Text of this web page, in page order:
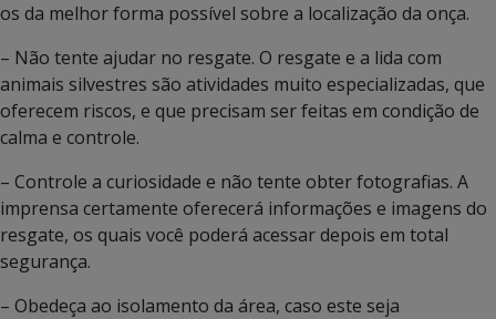
os da melhor forma possível sobre a localização da onça.
– Não tente ajudar no resgate. O resgate e a lida com
animais silvestres são atividades muito especializadas, que
oferecem riscos, e que precisam ser feitas em condição de
calma e controle.
– Controle a curiosidade e não tente obter fotografias. A
imprensa certamente oferecerá informações e imagens do
resgate, os quais você poderá acessar depois em total
segurança.
– Obedeça ao isolamento da área, caso este seja